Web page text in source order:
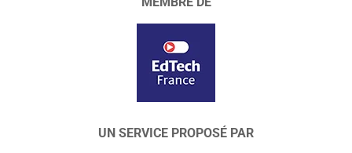
UN SERVICE PROPOSÉ PAR